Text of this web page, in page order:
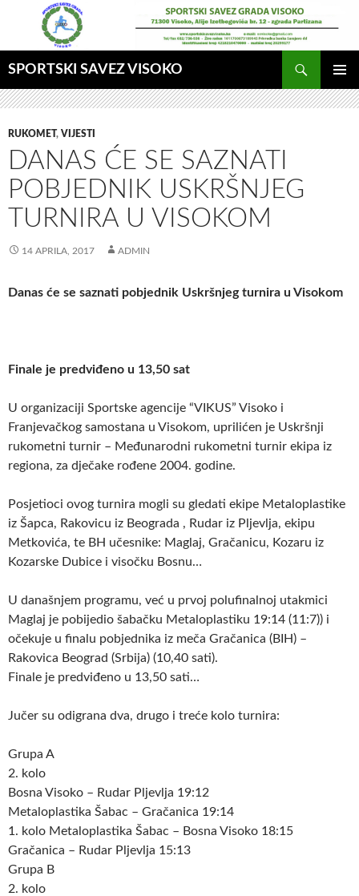
SPORTSKI SAVEZ VISOKO
GLAVNI
MENI
RUKOMET, VIJESTI
DANAS ĆE SE SAZNATI
POBJEDNIK USKRŠNJEG
TURNIRA U VISOKOM
14 APRILA, 2017 ADMIN
Danas će se saznati pobjednik Uskršnjeg turnira u Visokom
Finale je predviđeno u 13,50 sat
U organizaciji Sportske agencije “VIKUS” Visoko i
Franjevačkog samostana u Visokom, uprilićen je Uskršnji
rukometni turnir – Međunarodni rukometni turnir ekipa iz
regiona, za dječake rođene 2004. godine.
Posjetioci ovog turnira mogli su gledati ekipe Metaloplastike
iz Šapca, Rakovicu iz Beograda , Rudar iz Pljevlja, ekipu
Metkovića, te BH učesnike: Maglaj, Gračanicu, Kozaru iz
Kozarske Dubice i visočku Bosnu…
U današnjem programu, već u prvoj polufinalnoj utakmici
Maglaj je pobijedio šabačku Metaloplastiku 19:14 (11:7)) i
očekuje u finalu pobjednika iz meča Gračanica (BIH) –
Rakovica Beograd (Srbija) (10,40 sati).
Finale je predviđeno u 13,50 sati…
Jučer su odigrana dva, drugo i treće kolo turnira:
Grupa A
2. kolo
Bosna Visoko – Rudar Pljevlja 19:12
Metaloplastika Šabac – Gračanica 19:14
1. kolo Metaloplastika Šabac – Bosna Visoko 18:15
Gračanica – Rudar Pljevlja 15:13
Grupa B
2. kolo